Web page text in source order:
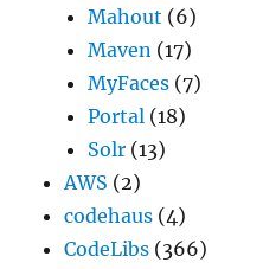
Mahout (6)
Maven (17)
MyFaces (7)
Portal (18)
Solr (13)
AWS (2)
codehaus (4)
CodeLibs (366)